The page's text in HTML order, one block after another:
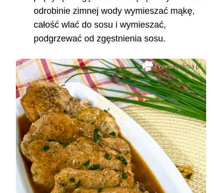
odrobinie zimnej wody wymieszać mąkę,
całość wlać do sosu i wymieszać,
podgrzewać od zgęstnienia sosu.